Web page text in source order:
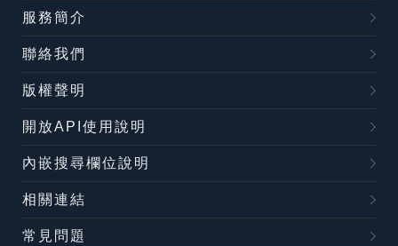
服務簡介
聯絡我們
版權聲明
開放API使用說明
內嵌搜尋欄位說明
相關連結
常見問題